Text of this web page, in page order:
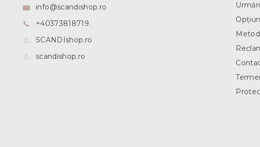
info@scandishop.ro
+40373818719
SCANDIshop.ro
scandishop.ro